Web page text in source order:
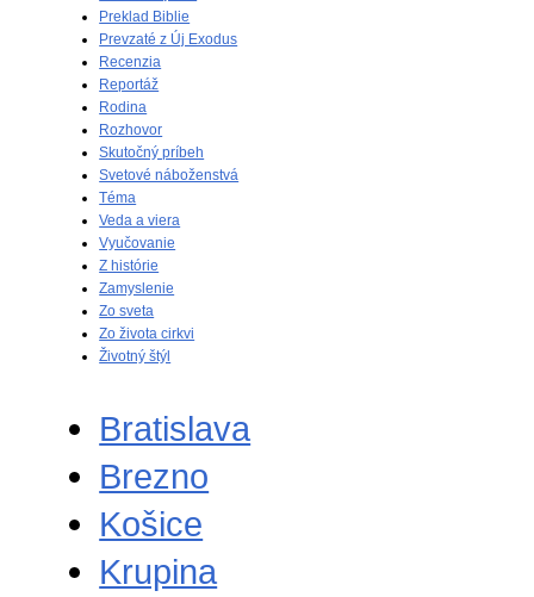
Preklad Biblie
Prevzaté z Új Exodus
Recenzia
Reportáž
Rodina
Rozhovor
Skutočný príbeh
Svetové náboženstvá
Téma
Veda a viera
Vyučovanie
Z histórie
Zamyslenie
Zo sveta
Zo života cirkvi
Životný štýl
Bratislava
Brezno
Košice
Krupina